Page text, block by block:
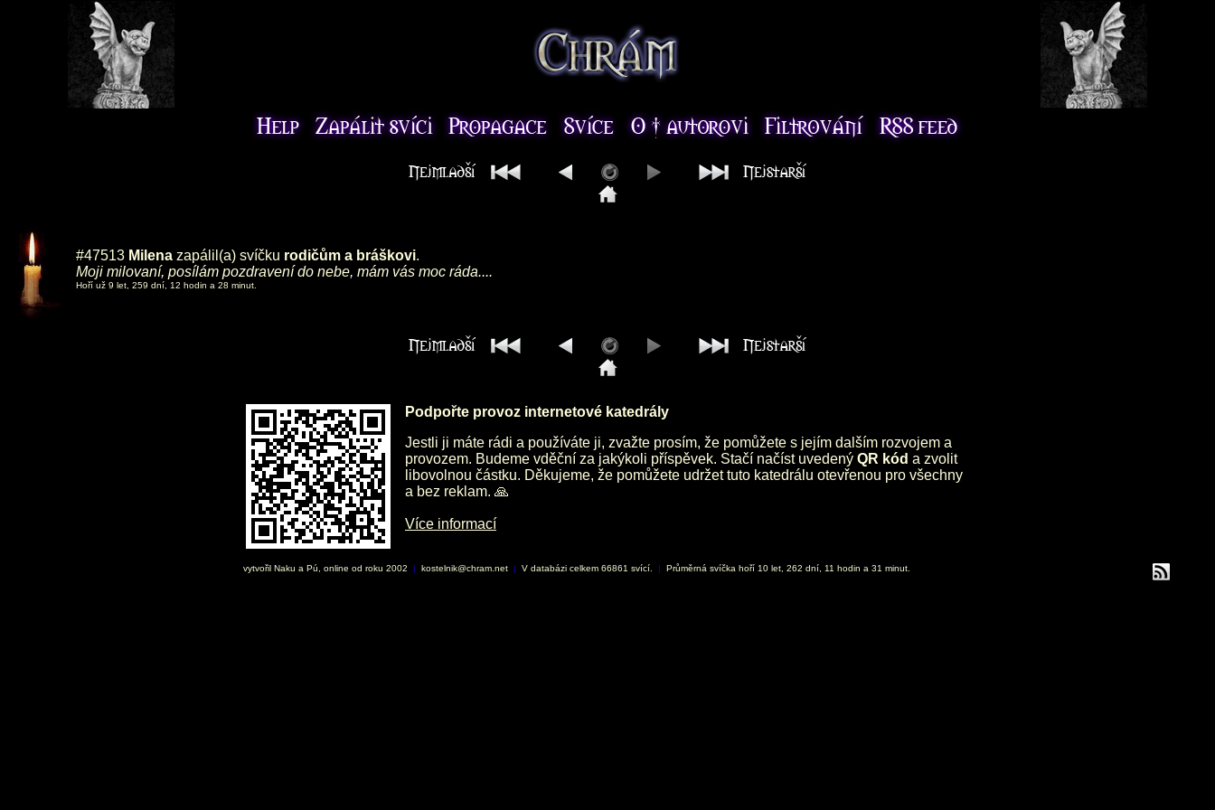
#47513 Milena zapálil(a) svíčku rodičům a bráškovi.
Moji milovaní, posílám pozdravení do nebe, mám vás moc ráda....
Hoří už 9 let, 259 dní, 12 hodin a 28 minut.
Podpořte provoz internetové katedrály
Jestli ji máte rádi a používáte ji, zvažte prosím, že pomůžete s jejím dalším rozvojem a
provozem. Budeme vděční za jakýkoli příspěvek. Stačí načíst uvedený QR kód a zvolit
libovolnou částku. Děkujeme, že pomůžete udržet tuto katedrálu otevřenou pro všechny
a bez reklam. 🙏
Více informací
vytvořil Naku a Pú, online od roku 2002 | kostelnik@chram.net | V databázi celkem 66861 svící. | Průměrná svíčka hoří 10 let, 262 dní, 11 hodin a 31 minut.